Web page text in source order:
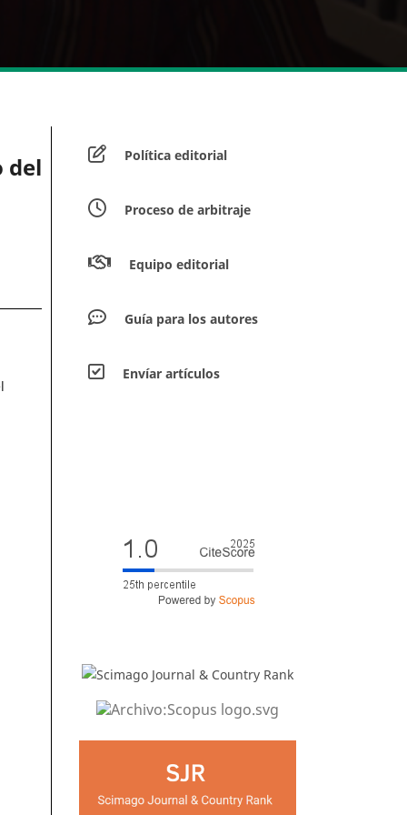
del Política editorial
Proceso de arbitraje
Equipo editorial
Guía para los autores
Envíar artículos